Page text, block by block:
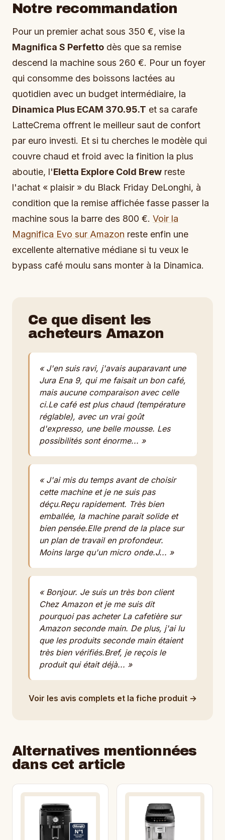
Notre recommandation
Pour un premier achat sous 350 €, vise la
Magnifica S Perfetto dès que sa remise
descend la machine sous 260 €. Pour un foyer
qui consomme des boissons lactées au
quotidien avec un budget intermédiaire, la
Dinamica Plus ECAM 370.95.T et sa carafe
LatteCrema offrent le meilleur saut de confort
par euro investi. Et si tu cherches le modèle qui
couvre chaud et froid avec la finition la plus
aboutie, l'Eletta Explore Cold Brew reste
l'achat « plaisir » du Black Friday DeLonghi, à
condition que la remise affichée fasse passer la
machine sous la barre des 800 €. Voir la
Magnifica Evo sur Amazon reste enfin une
excellente alternative médiane si tu veux le
bypass café moulu sans monter à la Dinamica.
Ce que disent les
acheteurs Amazon
« J'en suis ravi, j'avais auparavant une
Jura Ena 9, qui me faisait un bon café,
mais aucune comparaison avec celle
ci.Le café est plus chaud (température
réglable), avec un vrai goût
d'expresso, une belle mousse. Les
possibilités sont énorme... »
« J'ai mis du temps avant de choisir
cette machine et je ne suis pas
déçu.Reçu rapidement. Très bien
emballée, la machine parait solide et
bien pensée.Elle prend de la place sur
un plan de travail en profondeur.
Moins large qu'un micro onde.J... »
« Bonjour. Je suis un très bon client
Chez Amazon et je me suis dit
pourquoi pas acheter La cafetière sur
Amazon seconde main. De plus, j'ai lu
que les produits seconde main étaient
très bien vérifiés.Bref, je reçois le
produit qui était déjà... »
Voir les avis complets et la fiche produit →
Alternatives mentionnées
dans cet article